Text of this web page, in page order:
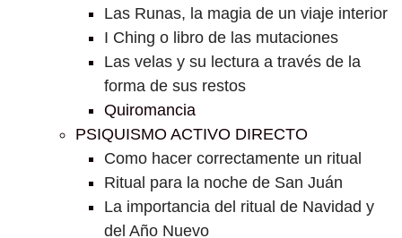
Las Runas, la magia de un viaje interior
I Ching o libro de las mutaciones
Las velas y su lectura a través de la
forma de sus restos
Quiromancia
PSIQUISMO ACTIVO DIRECTO
Como hacer correctamente un ritual
Ritual para la noche de San Juán
La importancia del ritual de Navidad y
del Año Nuevo